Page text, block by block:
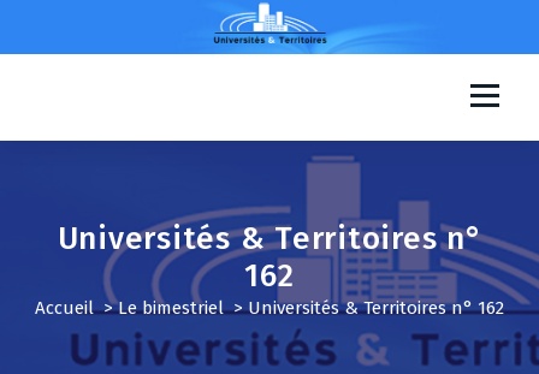
a
Universités & Territoires n°
162
Accueil>Le bimestriel>Universités & Territoires n° 162